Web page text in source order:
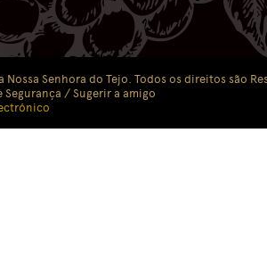
Senhora do Tejo. Todos os direitos são
Segurança / Sugerir a amigo